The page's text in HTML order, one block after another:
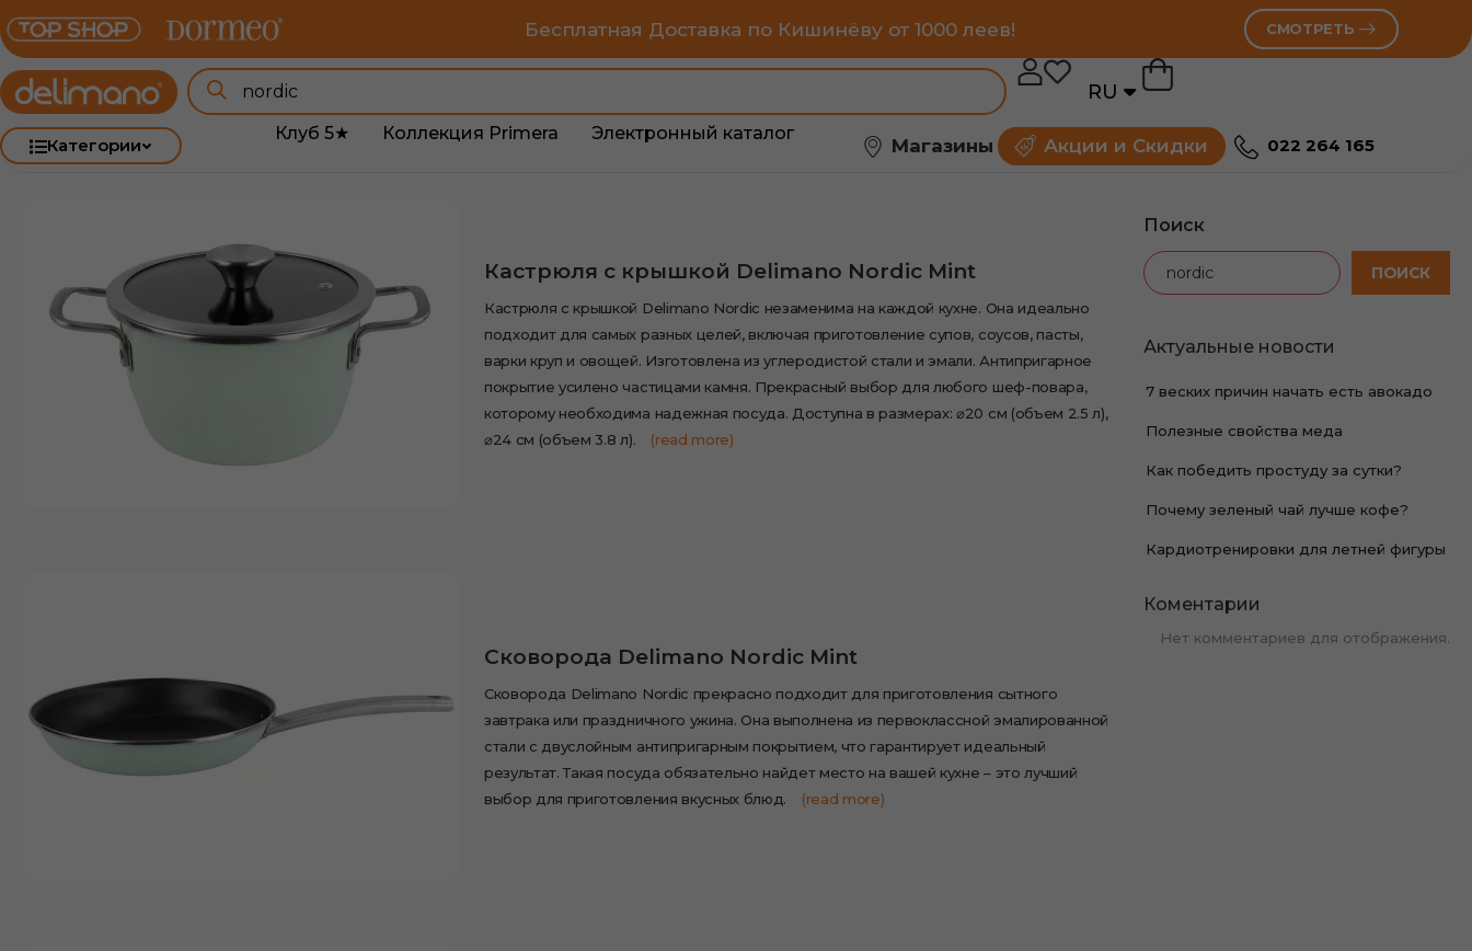
Бесплатная Доставка по Кишинёву от 1000 леев! СМОТРЕТЬ
RU
RO
Категории
Клуб 5★ Коллекция Primera Электронный каталог
Магазины Акции и Скидки 022 264 165
Поиск
ПОИСК
Актуальные новости
7 веских причин начать есть авокадо
Полезные свойства меда
Как победить простуду за сутки?
Почему зеленый чай лучше кофе?
Кардиотренировки для летней фигуры
Коментарии
Нет комментариев для отображения.
Кастрюля с крышкой Delimano Nordic Mint
Кастрюля с крышкой Delimano Nordic незаменима на каждой кухне. Она идеально
подходит для самых разных целей, включая приготовление супов, соусов, пасты,
варки круп и овощей. Изготовлена из углеродистой стали и эмали. Антипригарное
покрытие усилено частицами камня. Прекрасный выбор для любого шеф-повара,
которому необходима надежная посуда. Доступна в размерах: ⌀20 см (объем 2.5 л),
⌀24 см (объем 3.8 л).
(read more)
Сковорода Delimano Nordic Mint
Сковорода Delimano Nordic прекрасно подходит для приготовления сытного
завтрака или праздничного ужина. Она выполнена из первоклассной эмалированной
стали с двуслойным антипригарным покрытием, что гарантирует идеальный
результат. Такая посуда обязательно найдет место на вашей кухне – это лучший
выбор для приготовления вкусных блюд.
(read more)